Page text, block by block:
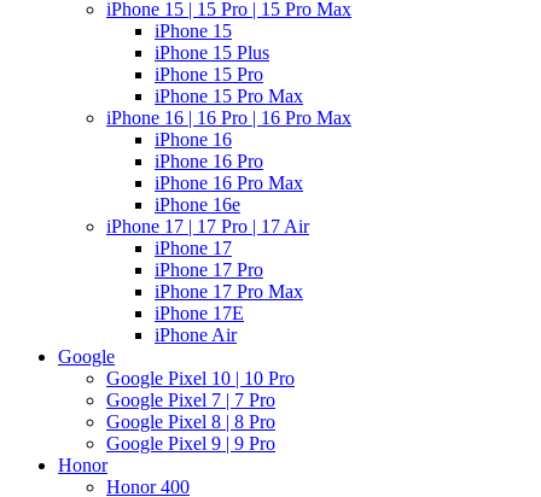
iPhone 15 | 15 Pro | 15 Pro Max
iPhone 15
iPhone 15 Plus
iPhone 15 Pro
iPhone 15 Pro Max
iPhone 16 | 16 Pro | 16 Pro Max
iPhone 16
iPhone 16 Pro
iPhone 16 Pro Max
iPhone 16e
iPhone 17 | 17 Pro | 17 Air
iPhone 17
iPhone 17 Pro
iPhone 17 Pro Max
iPhone 17E
iPhone Air
Google
Google Pixel 10 | 10 Pro
Google Pixel 7 | 7 Pro
Google Pixel 8 | 8 Pro
Google Pixel 9 | 9 Pro
Honor
Honor 400